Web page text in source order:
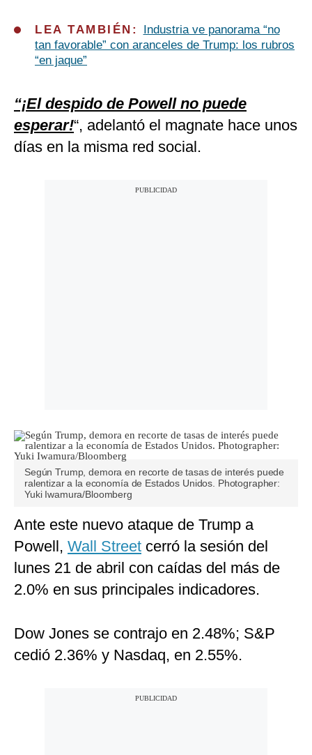
LEA TAMBIÉN:
Industria ve panorama “no
tan favorable” con aranceles de Trump: los rubros
“en jaque”
“¡El despido de Powell no puede
esperar!“, adelantó el magnate hace unos
días en la misma red social.
Según Trump, demora en recorte de tasas de interés puede
ralentizar a la economía de Estados Unidos. Photographer:
Yuki Iwamura/Bloomberg
Ante este nuevo ataque de Trump a
Powell, Wall Street cerró la sesión del
lunes 21 de abril con caídas del más de
2.0% en sus principales indicadores.
Dow Jones se contrajo en 2.48%; S&P
cedió 2.36% y Nasdaq, en 2.55%.